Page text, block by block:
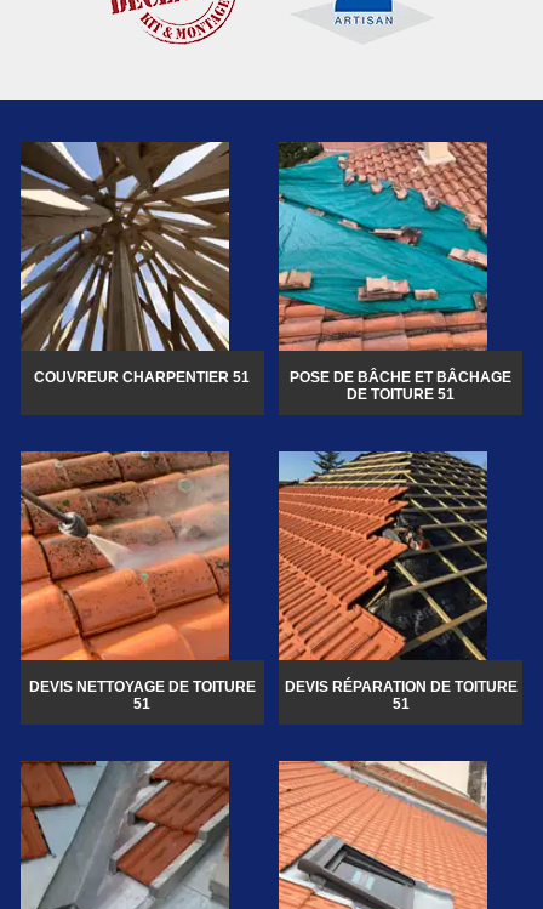
COUVREUR CHARPENTIER 51
POSE DE BÂCHE ET BÂCHAGE
DE TOITURE 51
DEVIS NETTOYAGE DE TOITURE
51
DEVIS RÉPARATION DE TOITURE
51